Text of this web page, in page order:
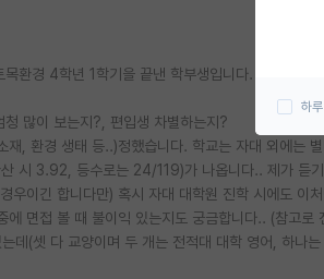
환경 4학년 1학기을 끝낸 학부생입니다. 주위에
청 많이 보는지?, 편입생 차별하는지?
재, 환경 생태 등..)정했습니다. 학교는 자대 외에는
시 3.92, 등수로는 24/119)가 나옵니다.. 제가 듣기
우이긴 합니다만) 혹시 자대 대학원 진학 시에도
면접 볼 때 불이익 있는지도 궁금합니다.. (참고
데(셋 다 교양이며 두 개는 전적대 대학 영어, 하나
하